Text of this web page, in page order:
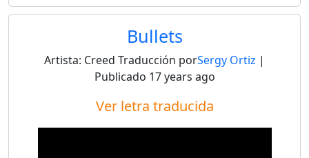
Bullets
Artista: Creed Traducción porSergy Ortiz |
Publicado 17 years ago
Ver letra traducida